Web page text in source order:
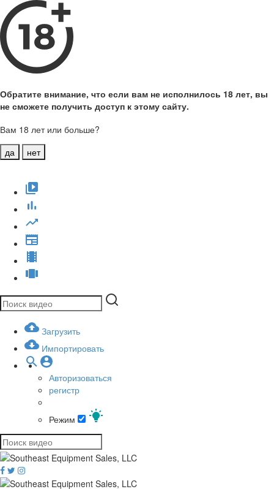
Обратите внимание, что если вам не исполнилось 18 лет, вы
не сможете получить доступ к этому сайту.
Вам 18 лет или больше?
да
нет
Загрузить
Импортировать
Авторизоваться
регистр
Режим